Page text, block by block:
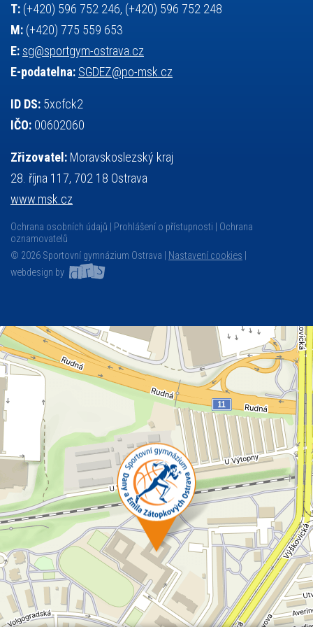
T: (+420) 596 752 246, (+420) 596 752 248
M: (+420) 775 559 653
E: sg@sportgym-ostrava.cz
E-podatelna: SGDEZ@po-msk.cz
ID DS: 5xcfck2
IČO: 00602060
Zřizovatel: Moravskoslezský kraj
28. října 117, 702 18 Ostrava
www.msk.cz
Ochrana osobních údajů Prohlášení o přístupnosti
Ochrana
oznamovatelů
© 2026 Sportovní gymnázium Ostrava |
Nastavení cookies
webdesign by